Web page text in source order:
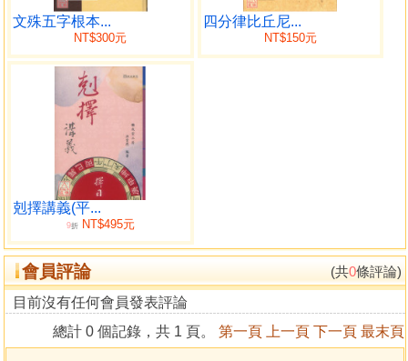
本占卜法，依文殊咒字可占卜出三十六卦，每卦包含家
宅、財富、謀望、人事、仇怨、行人、疾病、魔祟、失物、
請託、婚姻與其他十二項目，除可知所占卜的事之吉凶休
咎，亦給予改善補強的方法與修行指示；咒字亦有不同深
意，值得讀者注意。
佛家認為，萬象的生滅，皆起於因果、因緣的和合。不
囿限於執著，亦不拘泥於宿命。談錫永先生以虔敬之心，為
世人介紹此法。占卜辦法簡單，很適合現代人士應用，占問
者只需心誠，依書中所示的儀軌多加練習，便能成功。憑藉
此占卜法，讀者可從中獲得啟示，突破生命中的迷惘，掌握
知見與契機，裨益生活智慧的依止。此外，對個人精神修養
及養生也有相當的助益。
作者介紹
邊譯者簡介
文殊五字根本...
NT$300元
四分律比丘尼...
NT$150元
剋擇講義(平...
9折NT$495元
會員評論 (共0條評論)
目前沒有任何會員發表評論
總計 0 個記錄，共 1 頁。 第一頁 上一頁 下一頁 最末頁